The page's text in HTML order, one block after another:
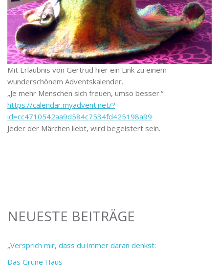
Mit Erlaubnis von Gertrud hier ein Link zu einem
wunderschönem Adventskalender.
„Je mehr Menschen sich freuen, umso besser.“
https://calendar.myadvent.net/?
id=cc4710542aa9d584c7534fd425198a99
Jeder der Märchen liebt, wird begeistert sein.
NEUESTE BEITRÄGE
„Versprich mir, dass du immer daran denkst:
Das Grüne Haus